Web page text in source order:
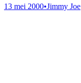
13 mei 2000•Jimmy Joe